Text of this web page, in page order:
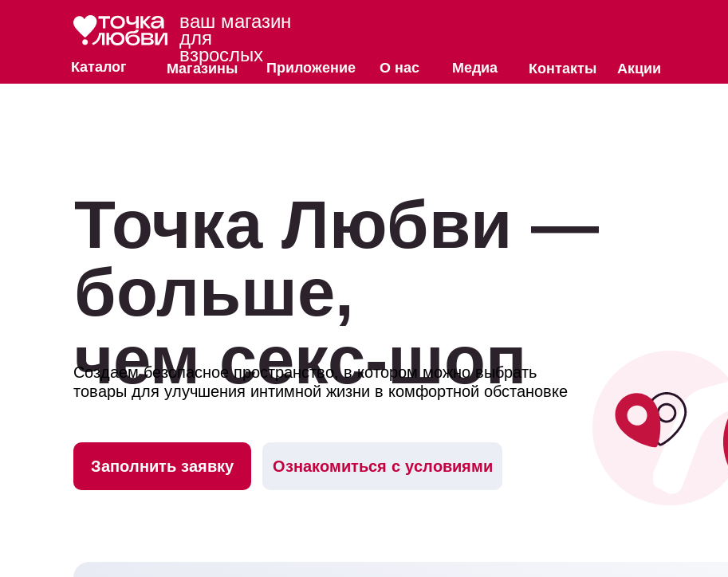
Акции
Контакты
Медиа
О нас
Приложение
Магазины
Каталог
ваш магазин
для
взрослых
Точка Любви —
больше,
чем секс-шоп
Создаем безопасное пространство, в котором можно выбрать
товары для улучшения интимной жизни в комфортной обстановке
Ознакомиться с условиями
Заполнить заявку